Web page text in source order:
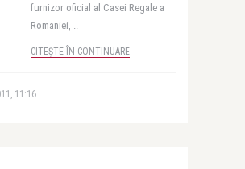
furnizor oficial al Casei Regale a
Romaniei, ..
CITEȘTE ÎN CONTINUARE
11:16